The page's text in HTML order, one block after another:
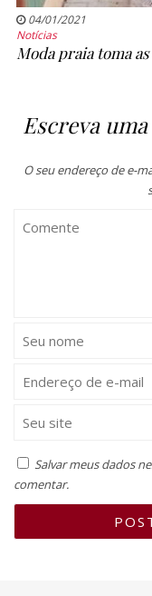
04/01/2021
Notícias
Moda praia toma
Escreva
O seu endereço de e-
Salvar meus dados
comentar.